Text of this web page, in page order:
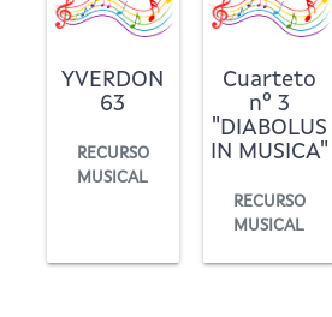
YVERDON
63
RECURSO
MUSICAL
Cuarteto
nº 3
"DIABOLUS
IN MUSICA"
RECURSO
MUSICAL